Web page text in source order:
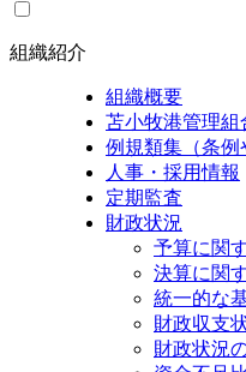
組織紹介
組織概要
苫小牧港管理組
例規類集（条例
人事・採用情報
定期監査
財政状況
予算に関
決算に関
統一的な
財政収支
財政状況